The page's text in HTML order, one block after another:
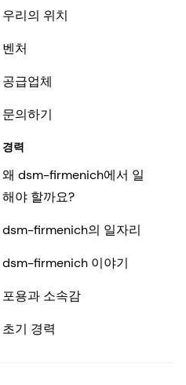
우리의 위치
벤처
공급업체
문의하기
경력
왜 dsm-firmenich에서 일
해야 할까요?
dsm-firmenich의 일자리
dsm-firmenich 이야기
포용과 소속감
초기 경력